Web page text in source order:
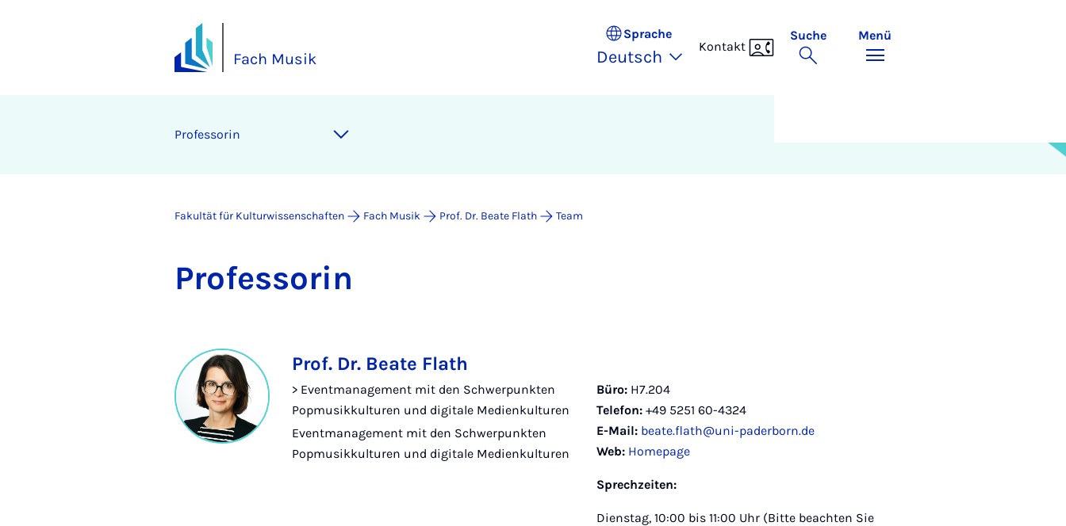
Fach Musik
Sprache
Deutsch
Kontakt
Suche Menü
Pro­fes­so­rin
Fakultät für Kulturwissenschaften Fach Musik Prof. Dr. Beate Flath Team
Pro­fes­so­rin
Prof. Dr. Beate Flath
> Eventmanagement mit den Schwerpunkten
Popmusikkulturen und digitale Medienkulturen
Eventmanagement mit den Schwerpunkten
Popmusikkulturen und digitale Medienkulturen
Büro: H7.204
Telefon: +49 5251 60-4324
E-Mail: beate.flath@uni-paderborn.de
Web: Homepage
Sprechzeiten:
Dienstag, 10:00 bis 11:00 Uhr (Bitte beachten Sie